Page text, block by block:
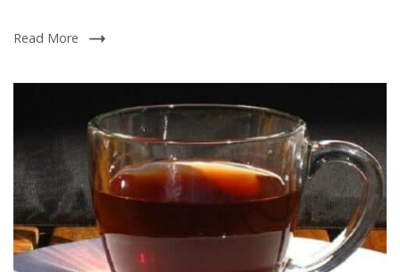
curar
dor?
Após
uma
série
de
testes,
Read More